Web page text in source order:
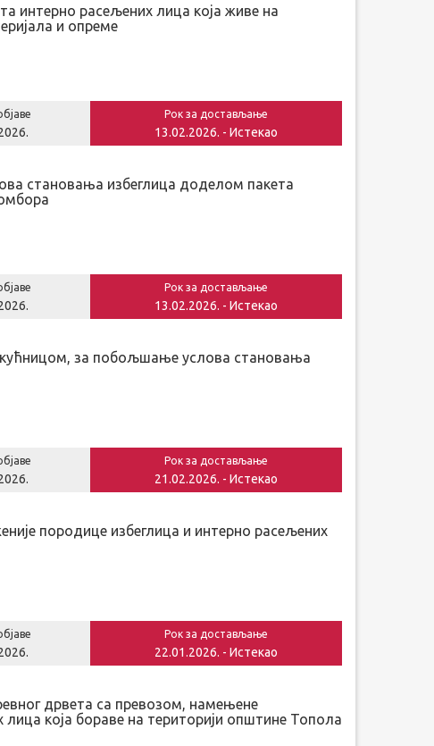
интерно расељених лица која живе на
и опреме
Рок за достављање
13.02.2026. - Истекао
становања избеглица доделом пакета
Рок за достављање
13.02.2026. - Истекао
за побољшање услова становања
Рок за достављање
21.02.2026. - Истекао
породице избеглица и интерно расељених
Рок за достављање
22.01.2026. - Истекао
дрвета са превозом, намењене
која бораве на територији општине Топола